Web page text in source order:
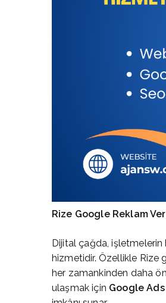
Rize Google Reklam
Dijital çağda, işletmelerin
hizmetidir. Özellikle Rize
her zamankinden daha
ulaşmak için Google